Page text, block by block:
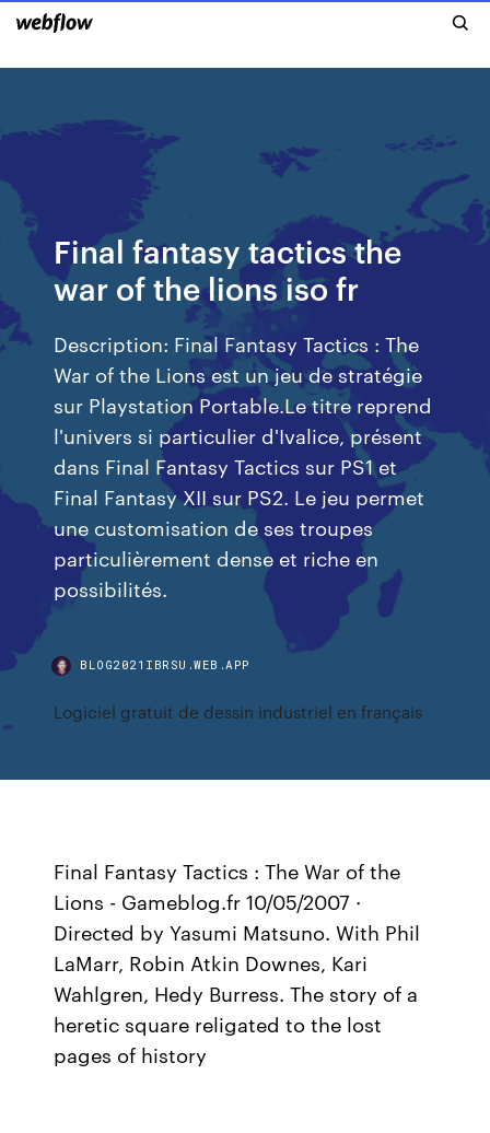
Final fantasy tactics the
war of the lions iso fr
Description: Final Fantasy Tactics : The
War of the Lions est un jeu de stratégie
sur Playstation Portable.Le titre reprend
l'univers si particulier d'Ivalice, présent
dans Final Fantasy Tactics sur PS1 et
Final Fantasy XII sur PS2. Le jeu permet
une customisation de ses troupes
particulièrement dense et riche en
possibilités.
BLOG2021IBRSU.WEB.APP
Logiciel gratuit de dessin industriel en français
Final Fantasy Tactics : The War of the
Lions - Gameblog.fr 10/05/2007 ·
Directed by Yasumi Matsuno. With Phil
LaMarr, Robin Atkin Downes, Kari
Wahlgren, Hedy Burress. The story of a
heretic square religated to the lost
pages of history